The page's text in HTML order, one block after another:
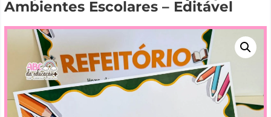
Ambientes Escolares – Editável